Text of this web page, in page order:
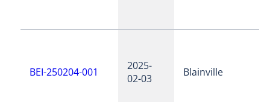
BEI-250204-001
2025-
02-03
Blainville